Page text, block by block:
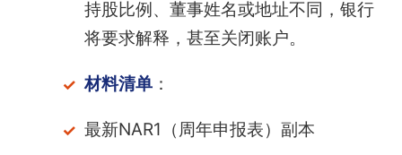
持股比例、董事姓名或地址不同，银行
将要求解释，甚至关闭账户。
材料清单：
最新NAR1（周年申报表）副本